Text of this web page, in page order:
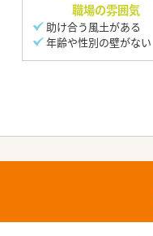
職場の雰囲気
助け合う風土がある
年齢や性別の壁がない